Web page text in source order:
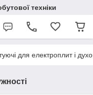
техніки
для електроплит і